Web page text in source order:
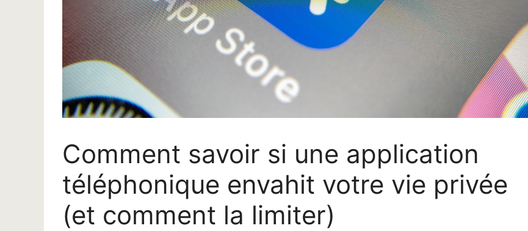
Comment savoir si une application
téléphonique envahit votre vie privée
(et comment la limiter)